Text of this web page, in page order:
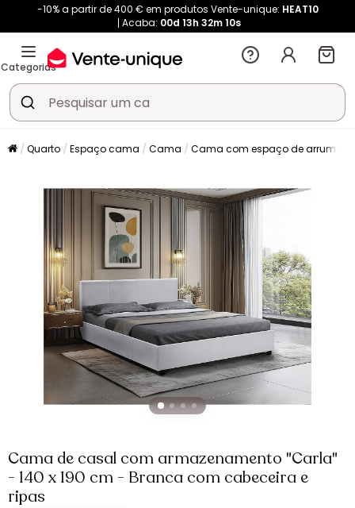
-10% a partir de 400 € em produtos Vente-unique: HEAT10
Acaba: 00d 13h 32m 09s
Categorias
Quarto Espaço cama Cama Cama com espaço de
Cama de casal com armazenamento "Carla"
- 140 x 190 cm - Branca com cabeceira e
ripas